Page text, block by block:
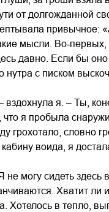
от долгожданной
привычное:
мысли. Во‑первых,
давно. Если бы
нутра с писком
я. – Ты,
что я пробыла
грохотало, словно
воида, я
не могу сидеть
Хватит ли
Хотелось в тепло,